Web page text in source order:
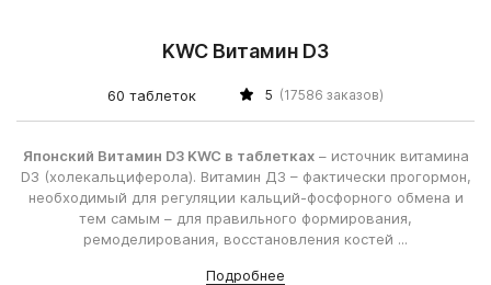
KWC Витамин D3
60 таблеток 5 (17586 заказов)
Японский Витамин D3 KWC в таблетках– источник витамина
D3 (холекальциферола). Витамин Д3 – фактически прогормон,
необходимый для регуляции кальций-фосфорного обмена и
тем самым – для правильного формирования,
ремоделирования, восстановления костей ...
Подробнее